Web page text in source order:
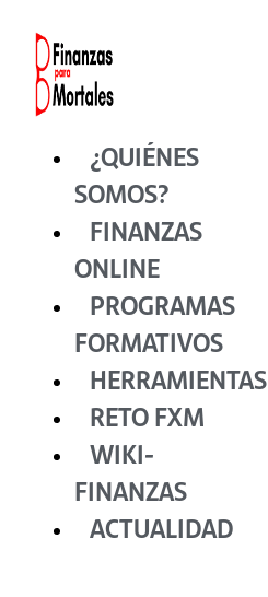
contenido
¿QUIÉNES
SOMOS?
FINANZAS
ONLINE
PROGRAMAS
FORMATIVOS
HERRAMIENTAS
RETO FXM
WIKI-
FINANZAS
ACTUALIDAD